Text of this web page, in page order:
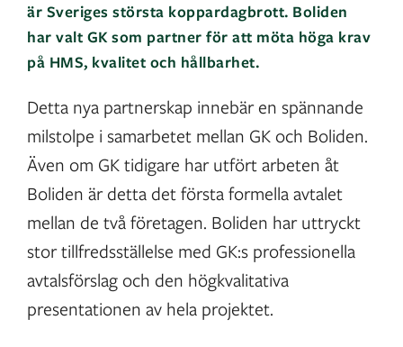
är Sveriges största koppardagbrott. Boliden
har valt GK som partner för att möta höga krav
på HMS, kvalitet och hållbarhet.
Detta nya partnerskap innebär en spännande
milstolpe i samarbetet mellan GK och Boliden.
Även om GK tidigare har utfört arbeten åt
Boliden är detta det första formella avtalet
mellan de två företagen. Boliden har uttryckt
stor tillfredsställelse med GK:s professionella
avtalsförslag och den högkvalitativa
presentationen av hela projektet.